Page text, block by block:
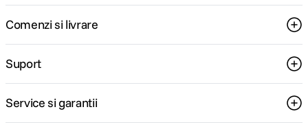
Comenzi si livrare
Suport
Service si garantii